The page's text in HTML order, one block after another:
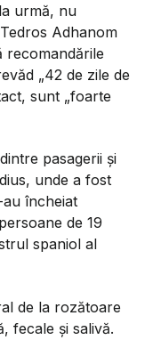
urmă, nu
Adhanom
recomandările
„42 de zile de
sunt „foarte
pasagerii și
unde a fost
încheiat
de 19
spaniol al
de la rozătoare
fecale și salivă.